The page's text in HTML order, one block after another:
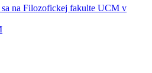
na Filozofickej fakulte UCM v